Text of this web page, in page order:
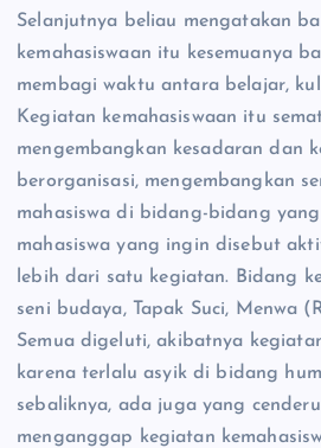
Selanjutnya beliau mengatakan
kemahasiswaan itu kesemuanya
membagi waktu antara belajar,
Kegiatan kemahasiswaan itu
mengembangkan kesadaran dan
berorganisasi, mengembangkan
mahasiswa di bidang-bidang
mahasiswa yang ingin disebut
lebih dari satu kegiatan. Bidang
seni budaya, Tapak Suci, Menwa
Semua digeluti, akibatnya
karena terlalu asyik di bidang
sebaliknya, ada juga yang
menganggap kegiatan